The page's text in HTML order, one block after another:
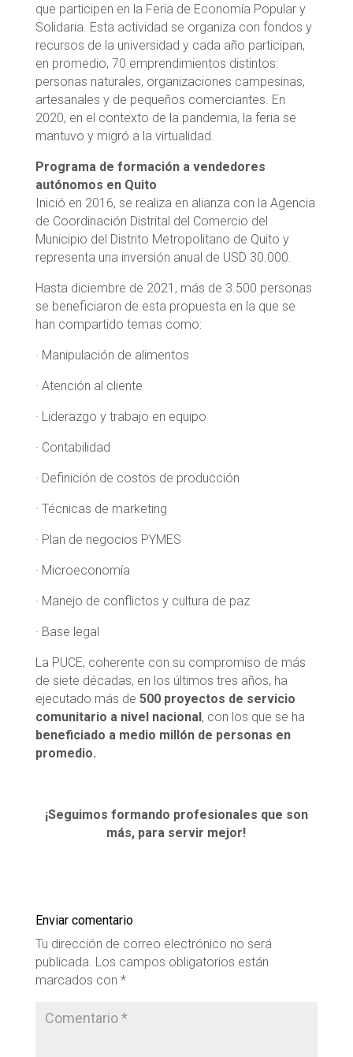
que participen en la Feria de Economía Popular y
Solidaria. Esta actividad se organiza con fondos y
recursos de la universidad y cada año participan,
en promedio, 70 emprendimientos distintos:
personas naturales, organizaciones campesinas,
artesanales y de pequeños comerciantes. En
2020, en el contexto de la pandemia, la feria se
mantuvo y migró a la virtualidad.
Programa de formación a vendedores
autónomos en Quito
Inició en 2016, se realiza en alianza con la Agencia
de Coordinación Distrital del Comercio del
Municipio del Distrito Metropolitano de Quito y
representa una inversión anual de USD 30.000.
Hasta diciembre de 2021, más de 3.500 personas
se beneficiaron de esta propuesta en la que se
han compartido temas como:
· Manipulación de alimentos
· Atención al cliente
· Liderazgo y trabajo en equipo
· Contabilidad
· Definición de costos de producción
· Técnicas de marketing
· Plan de negocios PYMES
· Microeconomía
· Manejo de conflictos y cultura de paz
· Base legal
La PUCE, coherente con su compromiso de más
de siete décadas, en los últimos tres años, ha
ejecutado más de 500 proyectos de servicio
comunitario a nivel nacional , con los que se ha
beneficiado a medio millón de personas en
promedio.
¡Seguimos formando profesionales que son
más, para servir mejor!
Enviar comentario
Tu dirección de correo electrónico no será
publicada. Los campos obligatorios están
marcados con *